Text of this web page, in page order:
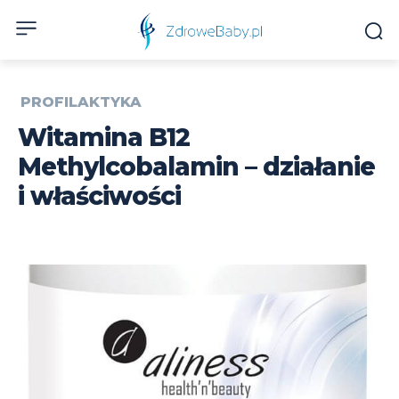
PROFILAKTYKA
Witamina B12
Methylcobalamin – działanie
i właściwości